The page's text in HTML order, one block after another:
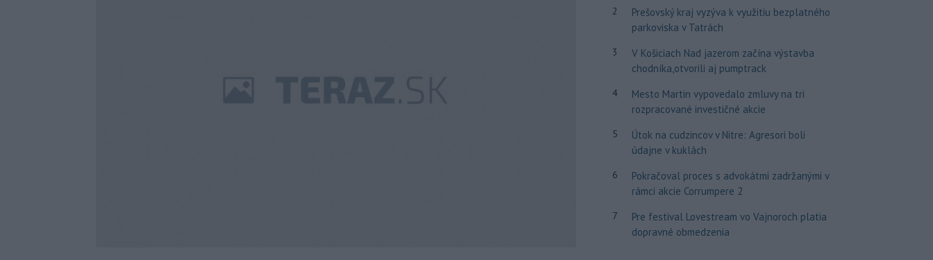
2
Prešovský kraj vyzýva k využitiu bezplatného
parkoviska v Tatrách
3
V Košiciach Nad jazerom začína výstavba
chodníka,otvorili aj pumptrack
4
Mesto Martin vypovedalo zmluvy na tri
rozpracované investičné akcie
5
Útok na cudzincov v Nitre: Agresori boli
údajne v kuklách
6
Pokračoval proces s advokátmi zadržanými v
rámci akcie Corrumpere 2
7
Pre festival Lovestream vo Vajnoroch platia
dopravné obmedzenia